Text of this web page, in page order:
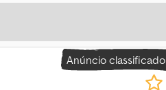
Anúncio classificado